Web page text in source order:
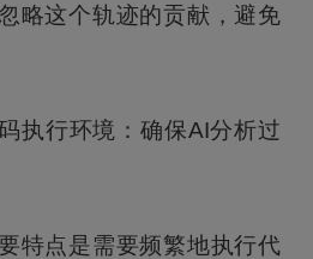
略这个轨迹的贡献，避免
执行环境：确保AI分析过
特点是需要频繁地执行代